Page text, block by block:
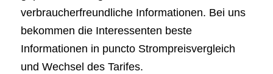
verbraucherfreundliche Informationen. Bei uns
bekommen die Interessenten beste
Informationen in puncto Strompreisvergleich
und Wechsel des Tarifes.